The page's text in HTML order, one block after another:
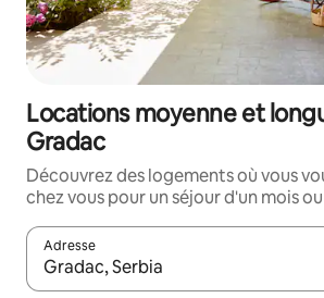
Locations moyenne et
Gradac
Découvrez des logements où vous
chez vous pour un séjour d'un mois
Adresse
Lorsque les résultats s'affichent,